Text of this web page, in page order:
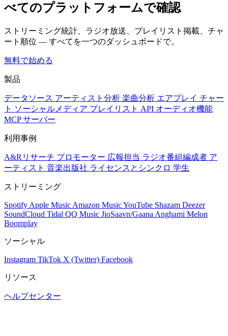
べてのプラットフォームで確認
ストリーミング統計、ラジオ放送、プレイリスト掲載、チャ
ート順位 — すべてを一つのダッシュボードで。
無料で始める
製品
データソース アーティスト分析 楽曲分析 エアプレイ チャー
ト ソーシャルメディア プレイリスト API オーディオ機能
MCP サーバー
利用事例
A&Rリサーチ プロモーター 広報担当 ラジオ番組編成者 ア
ーティスト 音楽出版社 ライセンスとシンクロ 学生
ストリーミング
Spotify Apple Music Amazon MusicYouTube Shazam Deezer
SoundCloud Tidal QQ Music JioSaavn/Gaana Anghami Melon
Boomplay
ソーシャル
Instagram TikTok X (Twitter) Facebook
リソース
ヘルプセンター